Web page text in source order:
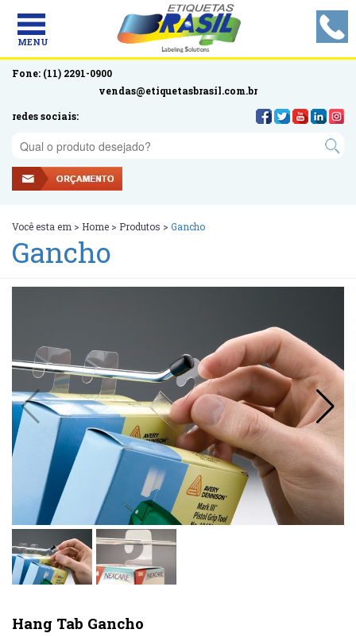
MENU
Fone: (11) 2291-0900
vendas@etiquetasbrasil.com.br
redes sociais:
Você esta em > Home > Produtos > Gancho
Gancho
Hang Tab Gancho